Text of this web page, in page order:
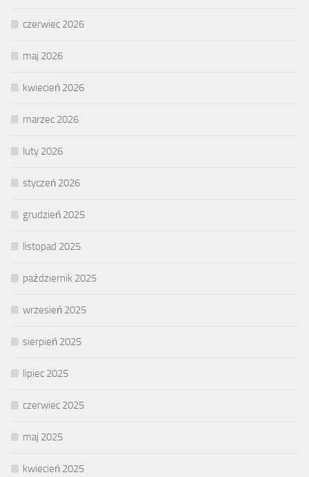
czerwiec 2026
maj 2026
kwiecień 2026
marzec 2026
luty 2026
styczeń 2026
grudzień 2025
listopad 2025
październik 2025
wrzesień 2025
sierpień 2025
lipiec 2025
czerwiec 2025
maj 2025
kwiecień 2025